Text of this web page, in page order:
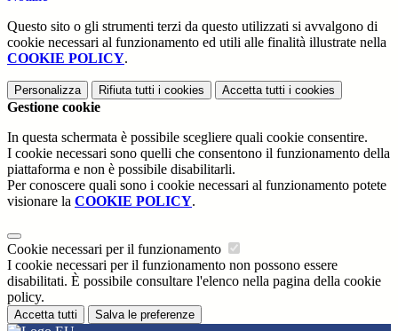
Questo sito o gli strumenti terzi da questo utilizzati si avvalgono di
cookie necessari al funzionamento ed utili alle finalità illustrate nella
COOKIE POLICY.
Personalizza Rifiuta tutti i cookies Accetta tutti i cookies
Gestione cookie
In questa schermata è possibile scegliere quali cookie consentire.
I cookie necessari sono quelli che consentono il funzionamento della
piattaforma e non è possibile disabilitarli.
Per conoscere quali sono i cookie necessari al funzionamento potete
visionare la COOKIE POLICY.
Cookie necessari per il funzionamento
I cookie necessari per il funzionamento non possono essere
disabilitati. È possibile consultare l'elenco nella pagina della cookie
policy.
Accetta tutti Salva le preferenze